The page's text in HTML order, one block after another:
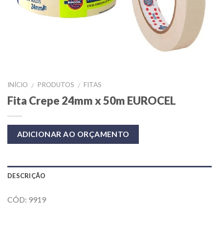
INÍCIO / PRODUTOS / FITAS
Fita Crepe 24mm x 50m EUROCEL
ADICIONAR AO ORÇAMENTO
DESCRIÇÃO
CÓD: 9919